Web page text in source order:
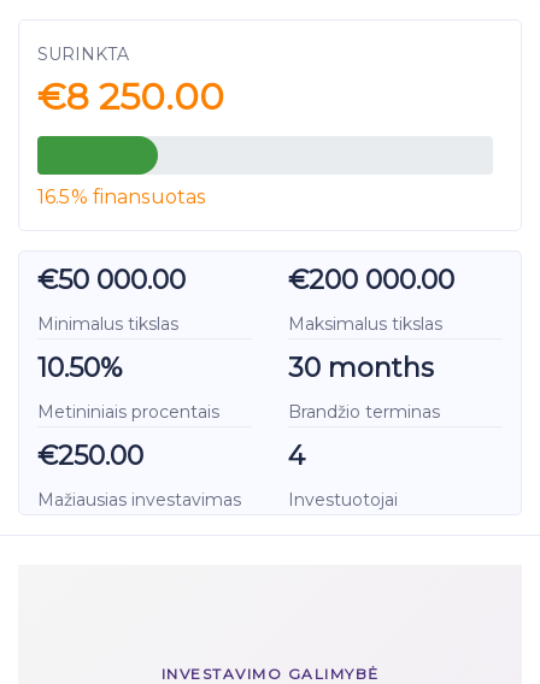
SURINKTA
€8 250.00
16.5% finansuotas
€50 000.00
Minimalus tikslas
€200 000.00
Maksimalus tikslas
10.50%
Metininiais procentais
30 months
Brandžio terminas
€250.00
Mažiausias investavimas
4
Investuotojai
INVESTAVIMO GALIMYBĖ